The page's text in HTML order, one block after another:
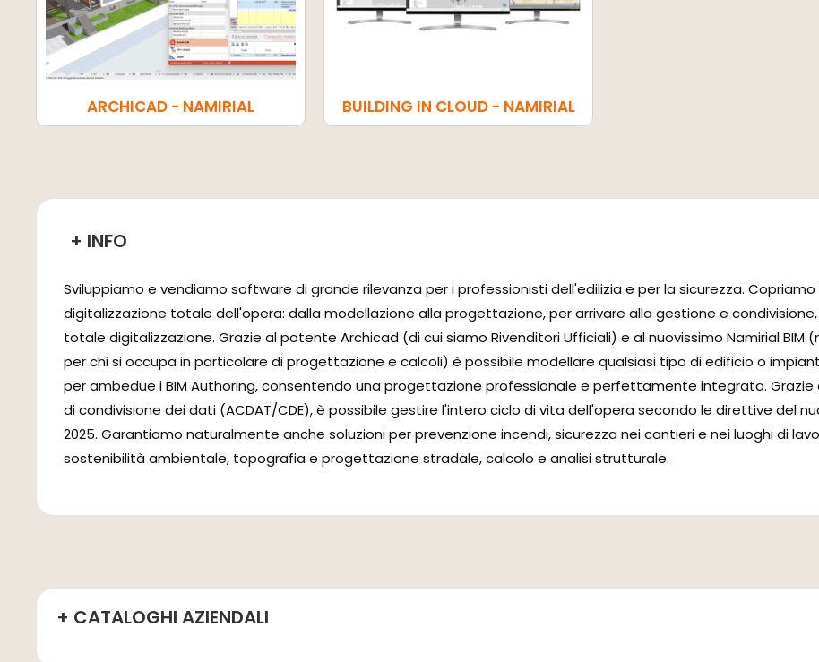
ARCHICAD - NAMIRIAL BUILDING IN CLOUD - NAMIRIAL
+ INFO
Sviluppiamo e vendiamo software di grande rilevanza per i professionisti dell'edilizia e per la sicurezza.
digitalizzazione totale dell'opera: dalla modellazione alla progettazione, per arrivare alla gestione e
totale digitalizzazione. Grazie al potente Archicad (di cui siamo Rivenditori Ufficiali) e al nuovissimo Namirial
per chi si occupa in particolare di progettazione e calcoli) è possibile modellare qualsiasi tipo di edificio o
per ambedue i BIM Authoring, consentendo una progettazione professionale e perfettamente integrata. Grazie
di condivisione dei dati (ACDAT/CDE), è possibile gestire l'intero ciclo di vita dell'opera secondo le direttive del
2025. Garantiamo naturalmente anche soluzioni per prevenzione incendi, sicurezza nei cantieri e nei luoghi di
sostenibilità ambientale, topografia e progettazione stradale, calcolo e analisi strutturale.
+ CATALOGHI AZIENDALI